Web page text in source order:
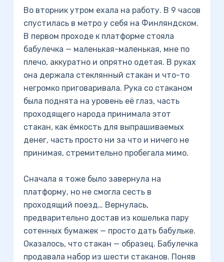
Во вторник утром ехала на работу. В 9 часов
спустилась в метро у себя на Финляндском.
В первом проходе к платформе стояла
бабулечка — маленькая-маленькая, мне по
плечо, аккуратно и опрятно одетая. В руках
она держала стеклянный стакан и что-то
негромко приговаривала. Рука со стаканом
была поднята на уровень её глаз, часть
проходящего народа принимала этот
стакан, как ёмкость для выпрашиваемых
денег, часть просто ни за что и ничего не
принимая, стремительно пробегала мимо.
Сначала я тоже было завернула на
платформу, но не смогла сесть в
проходящий поезд… Вернулась,
предварительно достав из кошелька пару
сотенных бумажек — просто дать бабульке.
Оказалось, что стакан — образец. Бабулечка
продавала набор из шести стаканов. Поняв